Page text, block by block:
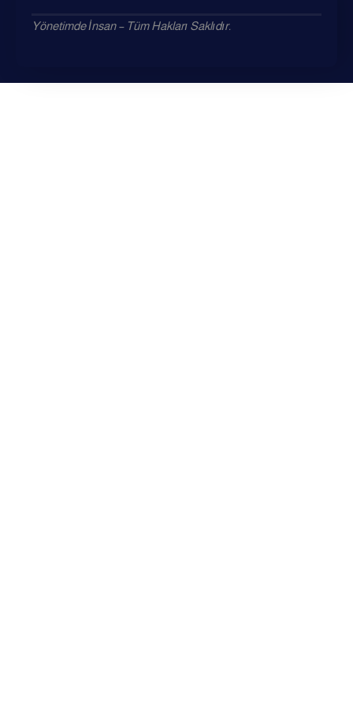
Yönetimde İnsan – Tüm Hakları Saklıdır.